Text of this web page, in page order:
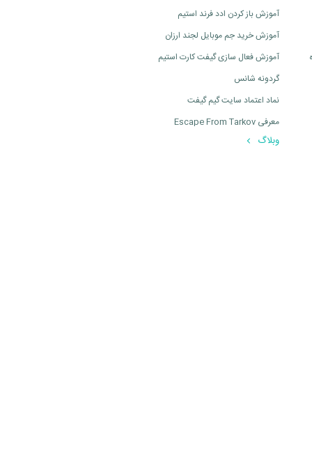
آموزش باز کردن ادد فرند استیم
آموزش خرید جم موبایل لجند ارزان
آموزش فعال سازی گیفت کارت استیم
گردونه شانس
نماد اعتماد سایت گیم گیفت
معرفی Escape From Tarkov
وبلاگ